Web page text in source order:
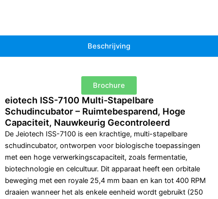
Beschrijving
Brochure
eiotech ISS-7100 Multi-Stapelbare
Schudincubator – Ruimtebesparend, Hoge
Capaciteit, Nauwkeurig Gecontroleerd
De Jeiotech ISS-7100 is een krachtige, multi-stapelbare
schudincubator, ontworpen voor biologische toepassingen
met een hoge verwerkingscapaciteit, zoals fermentatie,
biotechnologie en celcultuur. Dit apparaat heeft een orbitale
beweging met een royale 25,4 mm baan en kan tot 400 RPM
draaien wanneer het als enkele eenheid wordt gebruikt (250